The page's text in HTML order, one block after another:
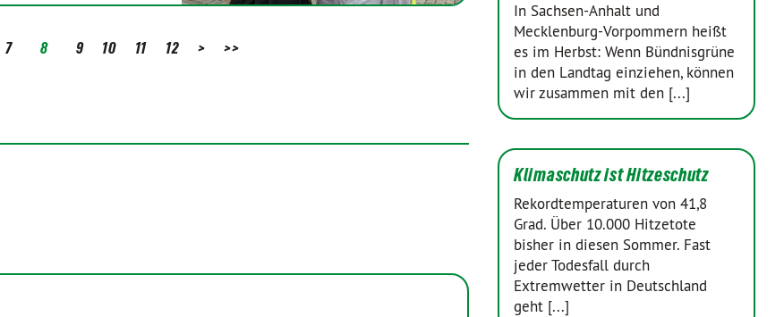
7 8 9 10 11 12 > >>
In Sachsen-Anhalt und
Mecklenburg-Vorpommern heißt
es im Herbst: Wenn Bündnisgrüne
in den Landtag einziehen, können
wir zusammen mit den [...]
Klimaschutz ist Hitzeschutz
Rekordtemperaturen von 41,8
Grad. Über 10.000 Hitzetote
bisher in diesen Sommer. Fast
jeder Todesfall durch
Extremwetter in Deutschland
geht [...]